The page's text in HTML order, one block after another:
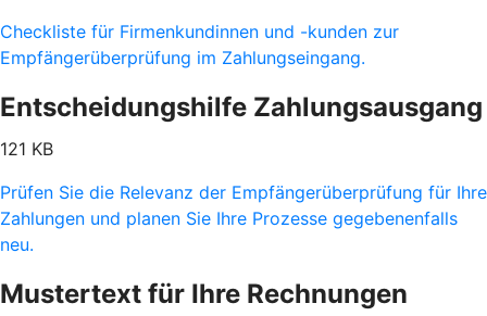
Checkliste für Firmenkundinnen und -kunden zur
Empfängerüberprüfung im Zahlungseingang.
Entscheidungshilfe Zahlungsausgang
121 KB
Prüfen Sie die Relevanz der Empfängerüberprüfung für Ihre
Zahlungen und planen Sie Ihre Prozesse gegebenenfalls
neu.
Mustertext für Ihre Rechnungen